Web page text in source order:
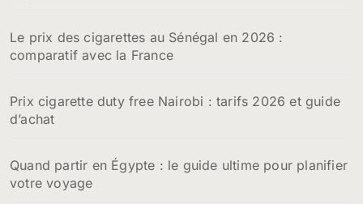
Le prix des cigarettes au Sénégal en 2026 :
comparatif avec la France
Prix cigarette duty free Nairobi : tarifs 2026 et guide
d’achat
Quand partir en Égypte : le guide ultime pour planifier
votre voyage